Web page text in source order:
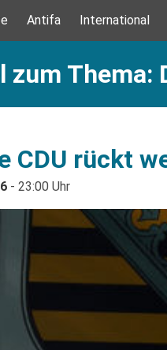
Antifa International
zum Thema:
CDU rückt
- 23:00 Uhr